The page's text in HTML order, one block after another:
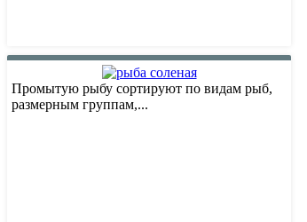
Промытую рыбу сортируют по видам рыб,
размерным группам,...